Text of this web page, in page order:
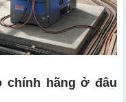
chính hãng ở đâu